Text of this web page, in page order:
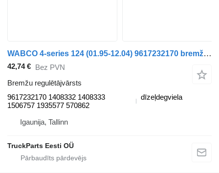
WABCO 4-series 124 (01.95-12.04) 9617232170 bremžu regulētājvārsts paredzēts Scania 4-series (1995-2006) vilcēja
42,74 € Bez PVN
Bremžu regulētājvārsts
9617232170 1408332 1408333
1506757 1935577 570862
dīzeļdegviela
Igaunija, Tallinn
TruckParts Eesti OÜ